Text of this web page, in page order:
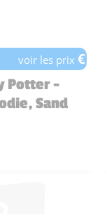
voir les prix€
Potter -
Sand
: